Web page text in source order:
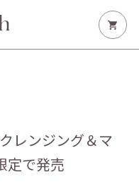
レンジング＆マ
定で発売